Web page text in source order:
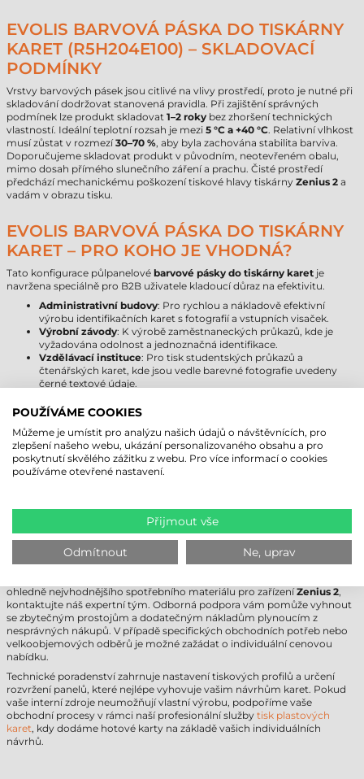
EVOLIS BARVOVÁ PÁSKA DO TISKÁRNY
KARET (R5H204E100) – SKLADOVACÍ
PODMÍNKY
Vrstvy barvových pásek jsou citlivé na vlivy prostředí, proto je nutné při
skladování dodržovat stanovená pravidla. Při zajištění správných
podmínek lze produkt skladovat 1–2 roky bez zhoršení technických
vlastností. Ideální teplotní rozsah je mezi 5 °C a +40 °C. Relativní vlhkost
musí zůstat v rozmezí30–70 %, aby byla zachována stabilita barviva.
Doporučujeme skladovat produkt v původním, neotevřeném obalu,
mimo dosah přímého slunečního záření a prachu. Čisté prostředí
předchází mechanickému poškození tiskové hlavy tiskárny Zenius 2 a
vadám v obrazu tisku.
EVOLIS BARVOVÁ PÁSKA DO TISKÁRNY
KARET – PRO KOHO JE VHODNÁ?
Tato konfigurace půlpanelové barvové pásky do tiskárny karet je
navržena speciálně pro B2B uživatele kladoucí důraz na efektivitu.
Administrativní budovy: Pro rychlou a nákladově efektivní
výrobu identifikačních karet s fotografií a vstupních visaček.
Výrobní závody: K výrobě zaměstnaneckých průkazů, kde je
vyžadována odolnost a jednoznačná identifikace.
Vzdělávací instituce: Pro tisk studentských průkazů a
čtenářských karet, kde jsou vedle barevné fotografie uvedeny
černé textové údaje.
velkým počtem účastníků, a to na místě nebo předem.
systémům a systémům evidence docházky.
Obchodní výhoda spočívá v optimalizaci spotřeby barviva, protože
rozvržení panelů1/2 YMCKOpřináší méně odpadu ve srovnání s plně
NEJSTE SI JISTI, KTERÁ BARVOVÁ PÁSKA
EVOLIS JE IDEÁLNÍ?
Při provozu systémů pro tisk karet je technologická kompatibilita
ohledně nejvhodnějšího spotřebního materiálu pro zařízeníZenius 2,
kontaktujte náš expertní tým. Odborná podpora vám pomůže vyhnout
se zbytečným prostojům a dodatečným nákladům plynoucím z
nesprávných nákupů. V případě specifických obchodních potřeb nebo
velkoobjemových odběrů je možné zažádat o individuální cenovou
nabídku.
Technické poradenství zahrnuje nastavení tiskových profilů a určení
rozvržení panelů, které nejlépe vyhovuje vašim návrhům karet. Pokud
vaše interní zdroje neumožňují vlastní výrobu, podpoříme vaše
obchodní procesy v rámci naší profesionální služby tisk plastových
karet, kdy dodáme hotové karty na základě vašich individuálních
návrhů.
POUŽÍVÁME COOKIES
Můžeme je umístit pro analýzu našich údajů o návštěvnících, pro
zlepšení našeho webu, ukázání personalizovaného obsahu a pro
poskytnutí skvělého zážitku z webu. Pro více informací o cookies
používáme otevřené nastavení.
Přijmout vše
Odmítnout Ne, uprav